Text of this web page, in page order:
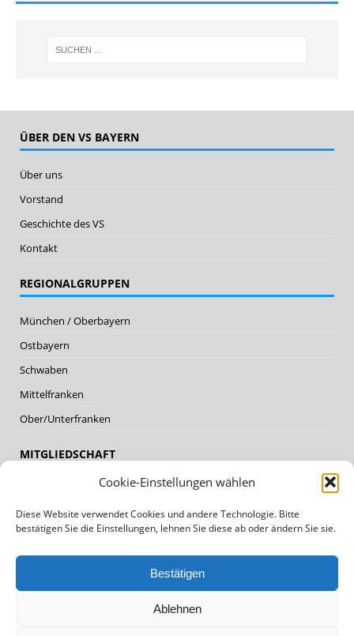
Cookie-Einstellungen wählen
Diese Website verwendet Cookies und andere Technologie. Bitte
bestätigen Sie die Einstellungen, lehnen Sie diese ab oder ändern Sie sie.
Bestätigen
Ablehnen
ÜBER DEN VS BAYERN
Über uns
Vorstand
Geschichte des VS
Kontakt
REGIONALGRUPPEN
München / Oberbayern
Ostbayern
Schwaben
Mittelfranken
Ober/Unterfranken
MITGLIEDSCHAFT
Mitglied werden
Datenschutz